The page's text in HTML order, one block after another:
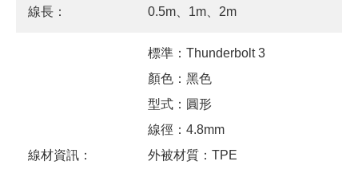
線長： 0.5m、1m、2m
線材資訊：
標準：Thunderbolt 3
顏色：黑色
型式：圓形
線徑：4.8mm
外被材質：TPE